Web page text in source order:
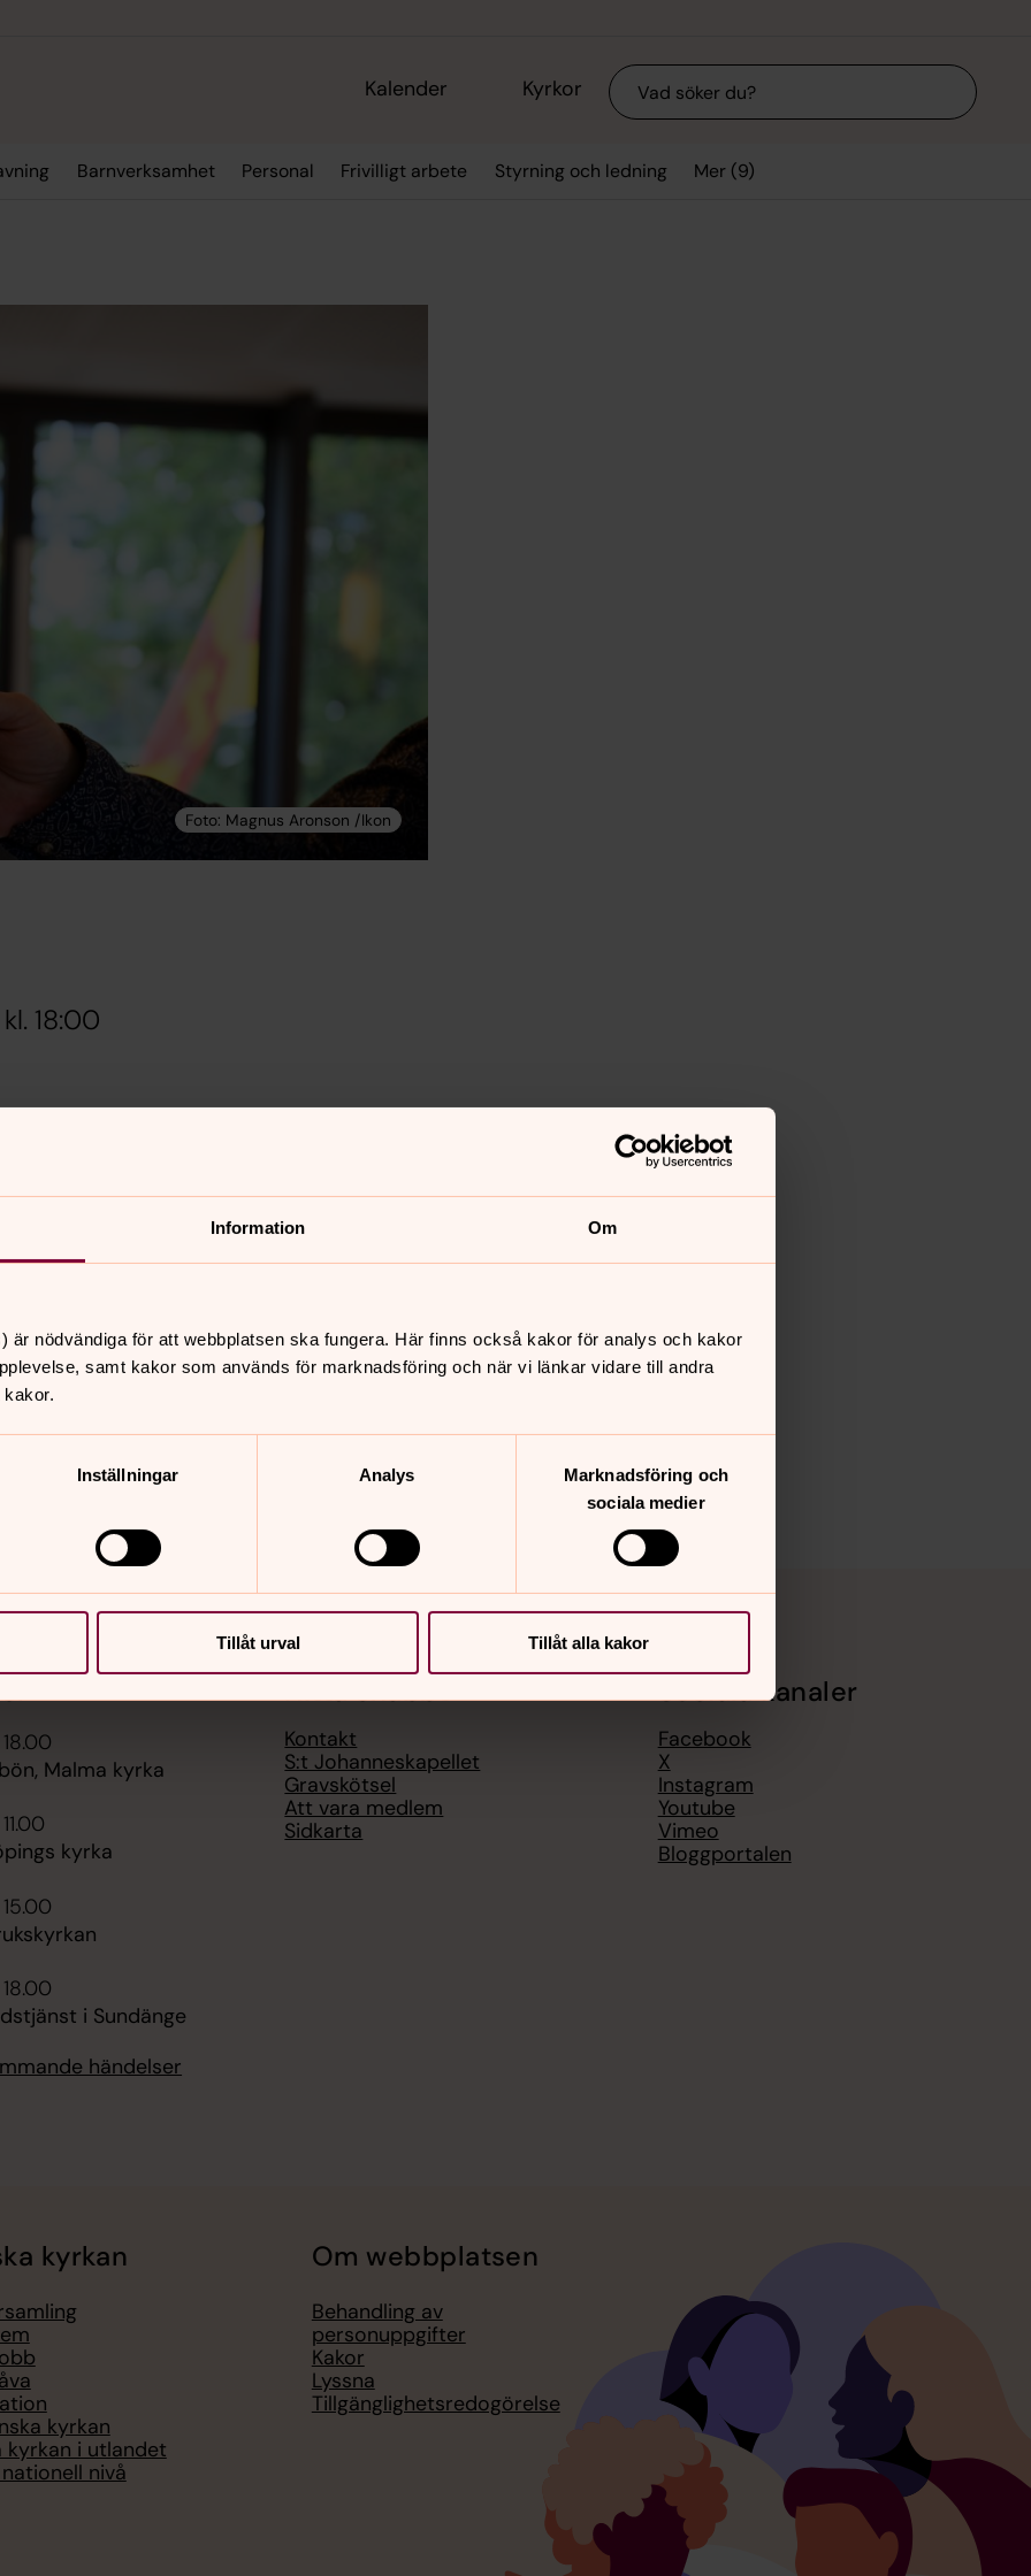
Information Om
är nödvändiga för att webbplatsen ska fungera. Här finns också kakor för analys och kakor
samt kakor som används för marknadsföring och när vi länkar vidare till andra
Inställningar Analys
Marknadsföring och
sociala medier
Tillåt urval Tillåt alla kakor
Kalender Kyrkor Sök
Barnverksamhet Personal Frivilligt arbete Styrning och ledning Mer (9)
18:00
Malma kyrka
kyrka
i Sundänge
händelser
Hitta snabbt
Kontakt
S:t Johanneskapellet
Gravskötsel
Att vara medlem
Sidkarta
Sociala kanaler
Facebook
X
Instagram
Youtube
Vimeo
Bloggportalen
kyrkan
kyrkan
kyrkan i utlandet
nivå
Om webbplatsen
Behandling av
personuppgifter
Kakor
Lyssna
Tillgänglighetsredogörelse